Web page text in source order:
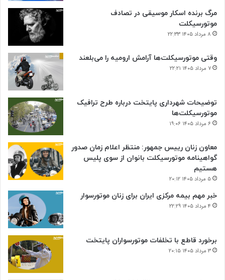
مرگ برنده اسکار موسیقی در تصادف
موتورسیکلت
۸ مرداد ۱۴۰۵ ۲۲:۳۳
وقتی موتورسیکلت‌ها آرامش ارومیه را می‌بلعند
۷ مرداد ۱۴۰۵ ۲۲:۲۱
توضیحات شهرداری پایتخت درباره طرح ترافیک
موتورسیکلت‌ها
۶ مرداد ۱۴۰۵ ۱۹:۰۶
معاون زنان رییس جمهور: منتظر اعلام زمان صدور
گواهینامه موتورسیکلت بانوان از سوی پلیس
هستیم
۵ مرداد ۱۴۰۵ ۲۰:۱۲
خبر مهم بیمه مرکزی ایران برای زنان موتورسوار
۴ مرداد ۱۴۰۵ ۲۲:۲۹
برخورد قاطع با تخلفات موتورسواران پایتخت
۳ مرداد ۱۴۰۵ ۲۰:۱۵